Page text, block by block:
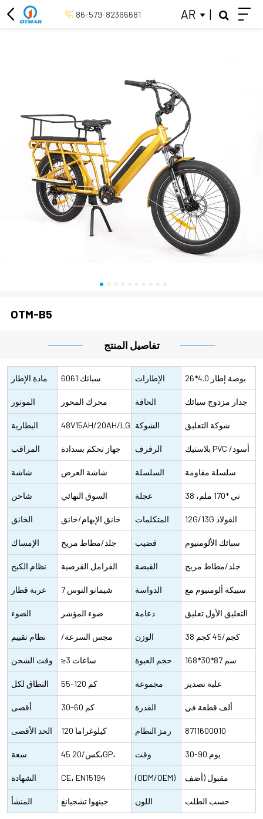
86-579-82366681 AR |
OTM-B5
تفاصيل المنتج
مادة الإطار 6061 سبائك
الألومنيوم
الإطارات 26*4.0 بوصة إطار
كندا الموتور محرك المحور
الخلفي 500
وات/750 وات
الحافة جدار مزدوج سبائك
الألومنيوم البطارية 48V15AH/20AH/LG/SAMSUNG
بطارية ليثيوم
الشوكة
الأمامية
شوكة التعليق
الهيدروليكية
الأمامية
المراقب
المالي
جهاز تحكم بسدادة
مقاومة للماء ذو
كفاءة عالية، موجة
جيبية
الرفرف بلاستيك PVC أسود/
ألومنيوم مع لون شاشة
العرض
شاشة العرض
البلورية
السلسلة سلسلة مقاومة
للصدأ، كي إم سي شاحن السوق النهائي
القابس، 100-240V
50-60HZ 2-4A.
عجلة
السلسلة
38 تي *170 ملم،
بروكلن الخانق خانق الإبهام/خانق
الدوران
المتكلمات 12G/13G الفولاذ
المقاوم للصدأ الإمساك جلد/مطاط مريح قضيب
المقبض
سبائك الألومنيوم
قابلة للتعديل نظام الكبح الفرامل القرصية
الهيدروليكية
القبضة جلد/مطاط مريح
عربة قطار شيمانو التوس 7
سرعات
الدواسة سبيكة ألومنيوم مع
عاكس جيد الضوء ضوء المؤشر دعامة
المقعد
التعليق الأول تعليق
المقعد سبائك
الألومنيوم
نظام تقييم
الأداء
مجس السرعة/
مجس العزم
الوزن
الصافي/
الإجمالي
38 كجم/45 كجم
وقت الشحن ≥3 ساعات حجم العبوة
لكل منتج
وحدة
168*30*87 سم
النطاق لكل
طاقة
55-120 كم مجموعة
النقل
علبة تصدير
أقصى
سرعة
30-60 كم القدرة
الإنتاجية
ألف قطعة في
الشهر الحد الأقصى
للحمولة
120 كيلوغراما رمز النظام
الصحي
8711600010
سعة
الحاويات
45 بكس/20GP، وقت
التسليم
30-90 يوم
الشهادة CE، EN15194 (ODM/OEM) مقبول (أضف
شعارك على المنشأ جينهوا تشجيانغ اللون حسب الطلب
دراجة كهربائية 20 بوصة
منتصف محرك الدراجة الكهربائية
دراجة كهربائية الرجعية
دراجة المدينة الكهربائية